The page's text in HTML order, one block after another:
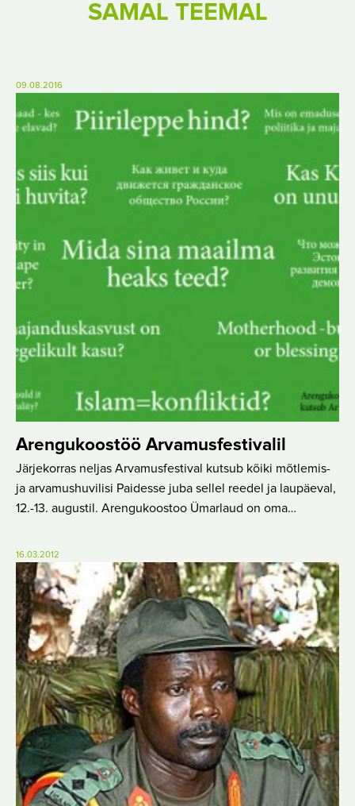
SAMAL TEEMAL
09.08.2016
Arengukoostöö Arvamusfestivalil
Järjekorras neljas Arvamusfestival kutsub kõiki mõtlemis-
ja arvamushuvilisi Paidesse juba sellel reedel ja laupäeval,
12.-13. augustil. Arengukoostoo Ümarlaud on oma…
16.03.2012